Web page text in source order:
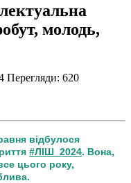
молодь,
Перегляди: 620
відбулося
#ЛІШ_2024. Вона,
цього року,